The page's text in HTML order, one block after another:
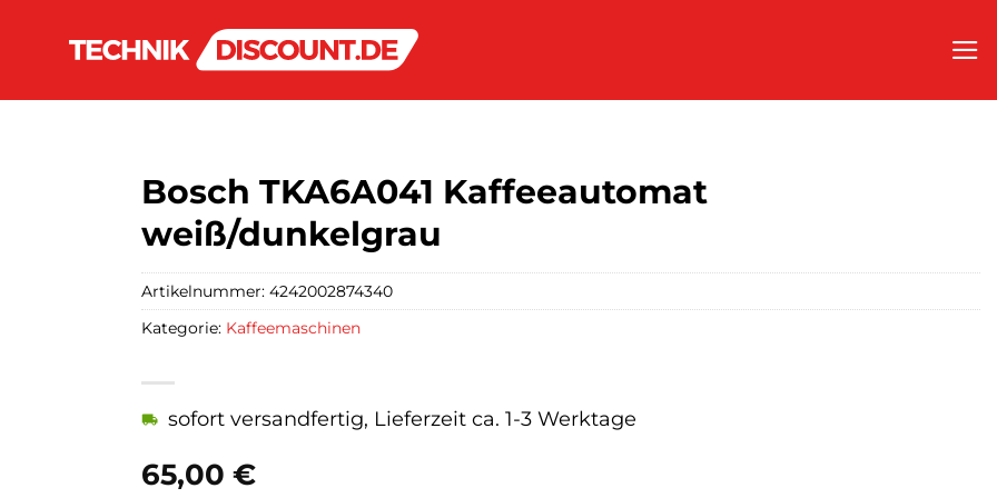
Bosch TKA6A041 Kaffeeautomat
weiß/dunkelgrau
65,00 €
sofort versandfertig, Lieferzeit ca. 1-3 Werktage
Artikelnummer: 4242002874340
Kategorie: Kaffeemaschinen